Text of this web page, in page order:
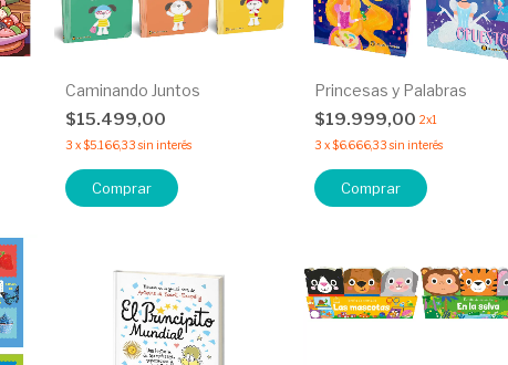
Caminando Juntos
$15.499,00
3 x$5.166,33 sin interés
Comprar
Princesas y Palabras
$19.999,00 2x1
3 x$6.666,33 sin interés
Comprar